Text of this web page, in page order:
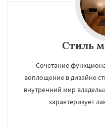
Стиль
Сочетание
воплощение в дизайне
внутренний мир
характеризует